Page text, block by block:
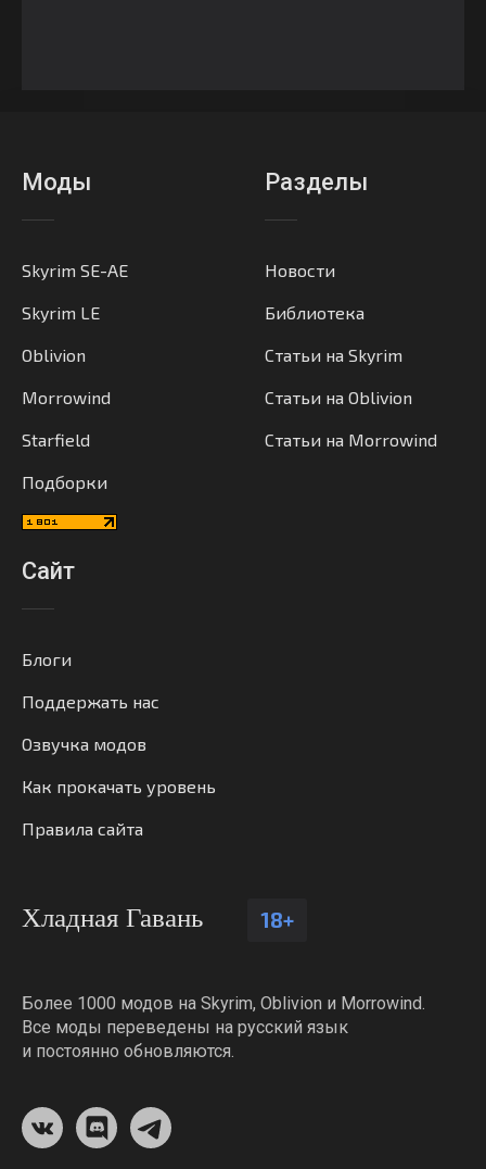
Моды
Skyrim SE-AE
Skyrim LE
Oblivion
Morrowind
Starfield
Подборки
Разделы
Новости
Библиотека
Статьи на Skyrim
Статьи на Oblivion
Статьи на Morrowind
Сайт
Блоги
Поддержать нас
Озвучка модов
Как прокачать уровень
Правила сайта
Хладная Гавань 18+
Более 1000 модов на Skyrim, Oblivion и Morrowind.
Все моды переведены на русский язык
и постоянно обновляются.